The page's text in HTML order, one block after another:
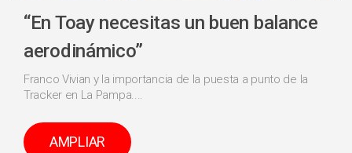
“En Toay necesitas un buen balance
aerodinámico”
Franco Vivian y la importancia de la puesta a punto de la
Tracker en La Pampa....
AMPLIAR